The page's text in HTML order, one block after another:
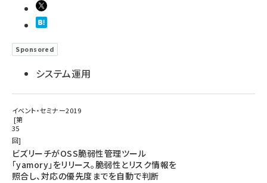
Sponsored
システム運用
イベント・セミナー2019
第
35
回
ビズリーチがOSS脆弱性管理ツール
「yamory」をリリース。脆弱性とリスク情報を
照合し、対応の優先度までを自動で判断